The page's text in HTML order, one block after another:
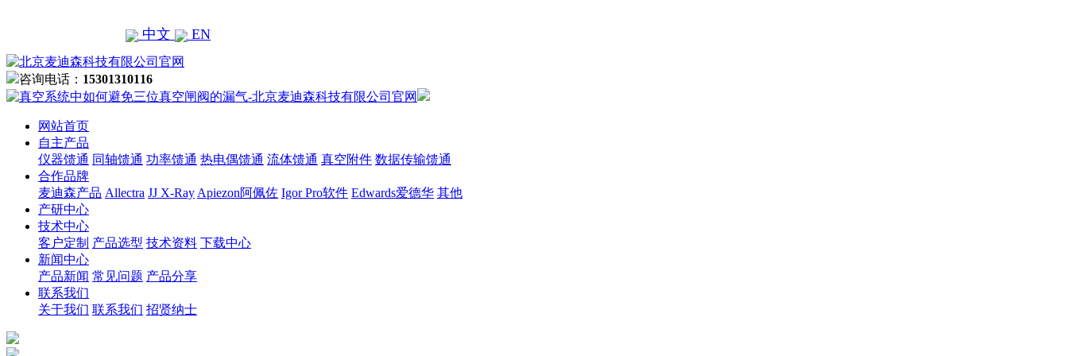
中文 EN
咨询电话： 15301310116
网站首页
自主产品
仪器馈通 同轴馈通 功率馈通 热电偶馈通 流体馈通 真空附件 数据传输馈通
合作品牌
麦迪森产品 Allectra JJ X-Ray Apiezon阿佩佐 Igor Pro软件 Edwards爱德华 其他
产研中心
技术中心
客户定制 产品选型 技术资料 下载中心
新闻中心
产品新闻 常见问题 产品分享
联系我们
关于我们 联系我们 招贤纳士